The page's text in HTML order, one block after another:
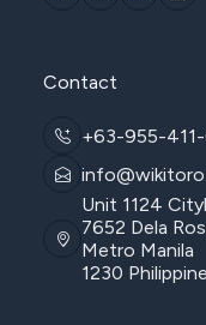
Contact
+63-955-
Unit 1124
7652 Dela
Metro Manila
1230